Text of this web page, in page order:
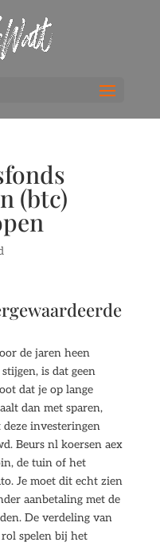
(btc)
de jaren heen
is dat geen
dat je op lange
dan met sparen,
investeringen
Beurs nl koersen aex
de tuin of het
Je moet dit echt zien
aanbetaling met de
De verdeling van
spelen bij het